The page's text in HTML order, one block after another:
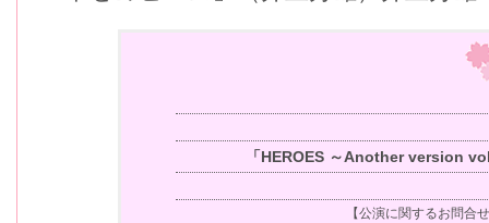
「HEROES ～Another version
【公演に関するお問合